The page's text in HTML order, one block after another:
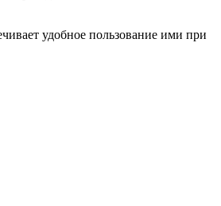
удобное пользование ими при